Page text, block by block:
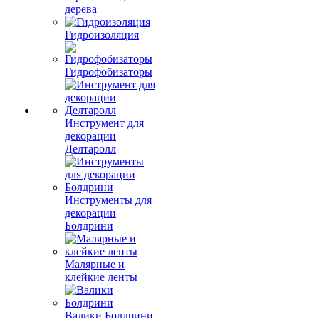
дерева
Гидроизоляция
Гидрофобизаторы
Инструмент для
декорации
Делтаролл
Инструменты для
декорации
Болдрини
Малярные и
клейкие ленты
Валики Болдрини